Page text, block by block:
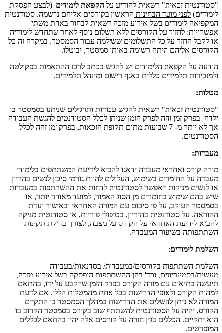
"סטודנטית זכאית" רשאית להודיע על הקפאת לימודים (לבצע הפסקת
לימודים) לפני מועד הבחינות הראשון בקורסים אליהם נרשמה. סטודנטית
המקפיאה לימודים בשל אירוע מזכה רשאית לבחור באחת משתי
אפשרויות: לחזור על הקורסים ללא תשלום נוסף לאחר שתחדש לימודיה
או לקבל החזר על כל התשלומים ששילמה עבור הסמסטר. במקרה זה כל
הקורסים אליהם היתה רשומה באותו סמסטר, יבוטלו.
הודעה על הקפאת הלימודים יש להגיש בכתב לרכז ההתאמות בפקולטה
ולמזכירות תלמידים כללית באגף רישום ומינהל תלמידים.
מטלות:
"סטודנטית זכאית" רשאית להגיש עבודות ותרגילים שניתנו בסמסטר בו
ילדה בפרק זמן זהה לפרק הזמן שניתן לכלל הסטודנטים להגשת העבודה
אך לא יותר מ- 7 שבועות מתום תקופת הזכאות, בפרק זמן זהה לכלל
הסטודנטים.
מעבדות:
מורה קורס ואחראי מעבדה ידאגו להביא לידיעת המשתתפים בלימודי
מעבדה על החומרים בשימוש, העלולים להוות גורמי סיכון לנשים בהריון
או לנשים מניקות ויאפשר לסטודנטית לדחות את ההשתתפות במעבדות
שיש בהם שימוש בחומרים מן הסוג האמור, למועד מאוחר יותר, או
בסמסטר העוקב, על פי סיכום עם המורה האחראי ובאישור ועדת
ההוראה. על סטודנטית בהיריון, בטיפולי פוריות, או סטודנטית מניקה
להביא לידיעת האחראי על הקורס על מצבה, לצורך בדיקת תקינות
השתתפותה בשיעור המעבדה.
השלמת לימודים:
השלמת השתתפות בקורסים/במעבדות/ בסדנאות/בעבודה
מעשית/בסמינריונים, וכד' בהן ההשתתפות הופסקה בשל אירוע מזכה,
תיעשה בתיאום עם מורה הקורס בפרק הזמן שייקבע על ידו, בהתאם
למהות הקורס ולאופי הדרישות בכל אחת מהמטלות הללו. אם לדעת
המורה לא ניתן להשלים את הדרישות במהלך הסמסטר בו התקיים
הקורס, יהיה על הסטודנטית להשתתף שוב בקורס בסמסטר הקרוב בו
הוא יתקיים. הכללים בגין חזרה על קורסים אלה יהיו בהתאם לכללים
המופרטים.